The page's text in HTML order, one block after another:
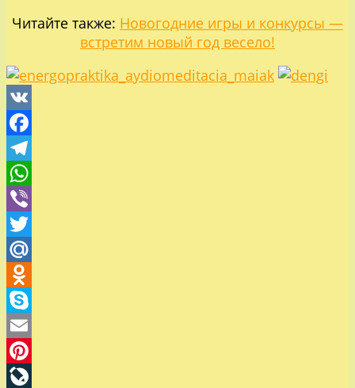
Читайте также: Новогодние игры и конкурсы —
встретим новый год весело!
VK
Facebook
Telegram
WhatsApp
Viber
Twitter
Mail.Ru
Odnoklassniki
Skype
Email
Pinterest